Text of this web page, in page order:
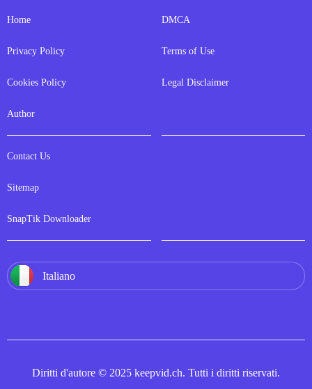
Home
Privacy Policy
Cookies Policy
Author
DMCA
Terms of Use
Legal Disclaimer
Contact Us
Sitemap
SnapTik Downloader
Italiano
Diritti d'autore © 2025 keepvid.ch. Tutti i diritti riservati.